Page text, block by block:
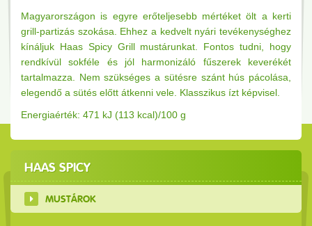
Magyarországon is egyre erőteljesebb mértéket ölt a kerti
grill-partizás szokása. Ehhez a kedvelt nyári tevékenységhez
kínáljuk Haas Spicy Grill mustárunkat. Fontos tudni, hogy
rendkívül sokféle és jól harmonizáló fűszerek keverékét
tartalmazza. Nem szükséges a sütésre szánt hús pácolása,
elegendő a sütés előtt átkenni vele. Klasszikus ízt képvisel.
Energiaérték: 471 kJ (113 kcal)/100 g
HAAS SPICY
MUSTÁROK